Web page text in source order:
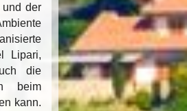
und der
Lipari,
die
beim
kann.